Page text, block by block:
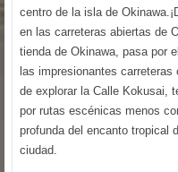
centro de la isla de
en las carreteras abiertas de
tienda de Okinawa, pasa por
las impresionantes
de explorar la Calle Kokusai,
por rutas escénicas menos
profunda del encanto tropical
ciudad.